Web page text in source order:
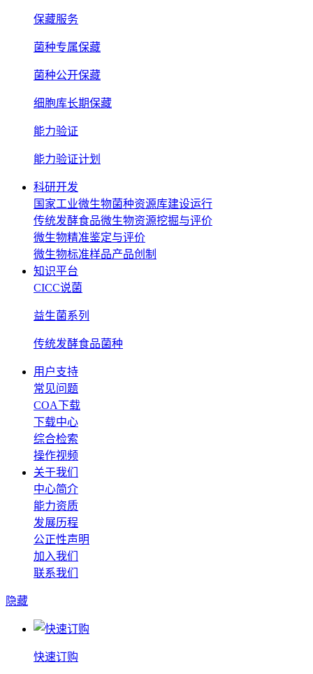
保藏服务
菌种专属保藏
菌种公开保藏
细胞库长期保藏
能力验证
能力验证计划
科研开发
国家工业微生物菌种资源库建设运行
传统发酵食品微生物资源挖掘与评价
微生物精准鉴定与评价
微生物标准样品产品创制
知识平台
CICC说菌
益生菌系列
传统发酵食品菌种
用户支持
常见问题
COA下载
下载中心
综合检索
操作视频
关于我们
中心简介
能力资质
发展历程
公正性声明
加入我们
联系我们
隐藏
快速订购